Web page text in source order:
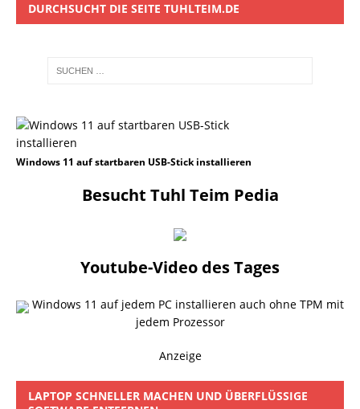
DURCHSUCHT DIE SEITE TUHLTEIM.DE
Windows 11 auf startbaren USB-Stick installieren
Besucht Tuhl Teim Pedia
Youtube-Video des Tages
Windows 11 auf jedem PC installieren auch ohne TPM mit
jedem Prozessor
Anzeige
LAPTOP SCHNELLER MACHEN UND ÜBERFLÜSSIGE